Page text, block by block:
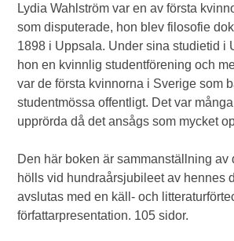
Lydia Wahlström var en av första
som disputerade, hon blev filosofie
1898 i Uppsala. Under sina studietid i
hon en kvinnlig studentförening och
var de första kvinnorna i Sverige som
studentmössa offentligt. Det var
upprörda då det ansågs som mycket
Den här boken är sammanställning av
hölls vid hundraårsjubileet av hennes
avslutas med en käll- och
författarpresentation. 105 sidor.